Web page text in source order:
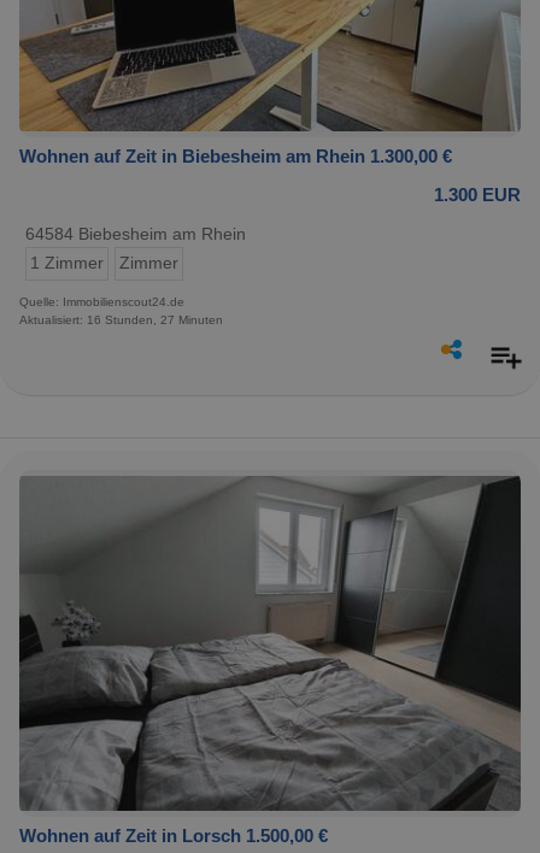
Wohnen auf Zeit in Biebesheim am Rhein 1.300,00 €
1.300 EUR
64584 Biebesheim am Rhein
1 Zimmer
Zimmer
Quelle: Immobilienscout24.de
Aktualisiert: 16 Stunden, 27 Minuten
Wohnen auf Zeit in Lorsch 1.500,00 €